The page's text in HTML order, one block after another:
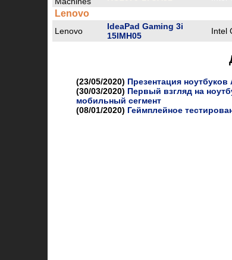
Lenovo
Lenovo
IdeaPad Gaming 3i
15IMH05
Intel
(23/05/2020) Презентация ноутбуков
(30/03/2020) Первый взгляд на
мобильный сегмент
(08/01/2020) Геймплейное